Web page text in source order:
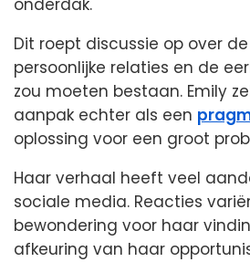
onderdak.
Dit roept discussie op over
persoonlijke relaties en de
zou moeten bestaan. Emily
aanpak echter als een
oplossing voor een groot
Haar verhaal heeft veel
sociale media. Reacties
bewondering voor haar
afkeuring van haar